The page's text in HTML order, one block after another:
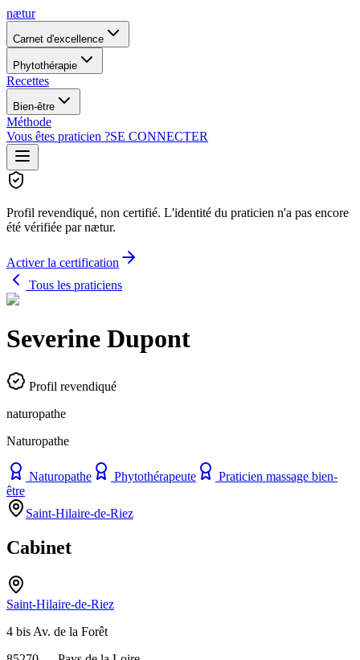
nætur
Carnet d'excellence
Phytothérapie
Recettes
Bien-être
Méthode
Vous êtes praticien ?SE CONNECTER
Profil revendiqué, non certifié. L'identité du praticien n'a pas encore
été vérifiée par nætur.
Activer la certification
Tous les praticiens
Severine Dupont
Profil revendiqué
naturopathe
Naturopathe
Naturopathe Phytothérapeute
Praticien massage bien-
être
Saint-Hilaire-de-Riez
Cabinet
Saint-Hilaire-de-Riez
4 bis Av. de la Forêt